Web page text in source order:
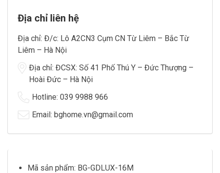
Địa chỉ liên hệ
Địa chỉ: Đ/c: Lô A2CN3 Cụm CN Từ Liêm – Bắc Từ
Liêm – Hà Nội
Địa chỉ: ĐCSX: Số 41 Phố Thú Y – Đức Thượng –
Hoài Đức – Hà Nội
Hotline: 039 9988 966
Email: bghome.vn@gmail.com
Mã sản phẩm: BG-GDLUX-16M